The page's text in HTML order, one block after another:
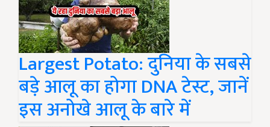
Largest Potato: दुनिया के सबसे
बड़े आलू का होगा DNA टेस्ट, जानें
इस अनोखे आलू के बारे में